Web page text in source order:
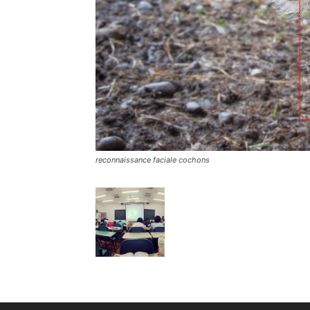
reconnaissance faciale cochons